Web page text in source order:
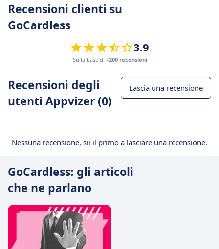
Recensioni clienti su
GoCardless
3.9
Sulla base di +200 recensioni
Recensioni degli
utenti Appvizer (0)
Lascia una recensione
Nessuna recensione, sii il primo a lasciare una recensione.
GoCardless: gli articoli
che ne parlano